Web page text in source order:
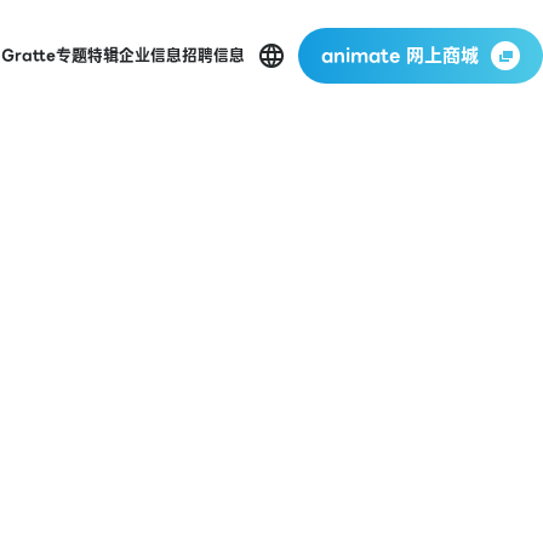
Gratte专题特辑企业信息招聘信息 animate 网上商城